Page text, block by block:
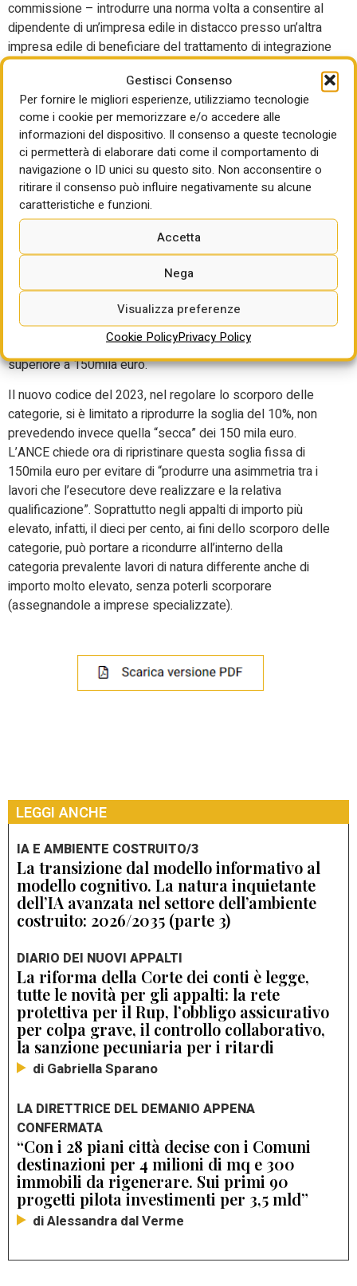
Gestisci Consenso
Per fornire le migliori esperienze, utilizziamo tecnologie
come i cookie per memorizzare e/o accedere alle
informazioni del dispositivo. Il consenso a queste tecnologie
ci permetterà di elaborare dati come il comportamento di
navigazione o ID unici su questo sito. Non acconsentire o
ritirare il consenso può influire negativamente su alcune
caratteristiche e funzioni.
Accetta
Nega
Visualizza preferenze
Cookie PolicyPrivacy Policy
commissione – introdurre una norma volta a consentire al
dipendente di un’impresa edile in distacco presso un’altra
impresa edile di beneficiare del trattamento di integrazione
salariale ordinaria (CIGO) eventualmente richiesto
dall’impresa distaccataria, al verificarsi di eventi
oggettivamente non evitabili (es. eventi meteo), per i propri
dipendenti adibiti all’unità produttiva presso la quale lavora
anche il dipendente in distacco”.
La seconda proposta riguarda, invece, un aspetto tecnico
ma fondamentale del codice appalti: la reintroduzione della
soglia di scorporo delle categoria SOA. Il vecchio codice
appalti del 2016 prevedeva la definizione della categoria
prevalente e delle categorie scorporabili (che vengono
eseguite da imprese specialistiche), identificando queste
ultime con le categorie di lavori non appartenenti alla
prevalente di importo superiore al 10% dell’importo
complessivo dell’opera, ma anche per i lavori ugualmente
non appartenenti alla categoria prevalente di importo
superiore a 150mila euro.
Il nuovo codice del 2023, nel regolare lo scorporo delle
categorie, si è limitato a riprodurre la soglia del 10%, non
prevedendo invece quella “secca” dei 150 mila euro.
L’ANCE chiede ora di ripristinare questa soglia fissa di
150mila euro per evitare di “produrre una asimmetria tra i
lavori che l’esecutore deve realizzare e la relativa
qualificazione”. Soprattutto negli appalti di importo più
elevato, infatti, il dieci per cento, ai fini dello scorporo delle
categorie, può portare a ricondurre all’interno della
categoria prevalente lavori di natura differente anche di
importo molto elevato, senza poterli scorporare
(assegnandole a imprese specializzate).
LEGGI ANCHE
IA E AMBIENTE COSTRUITO/3
La transizione dal modello informativo al
modello cognitivo. La natura inquietante
dell’IA avanzata nel settore dell’ambiente
costruito: 2026/2035 (parte 3)
DIARIO DEI NUOVI APPALTI
La riforma della Corte dei conti è legge,
tutte le novità per gli appalti: la rete
protettiva per il Rup, l’obbligo assicurativo
per colpa grave, il controllo collaborativo,
la sanzione pecuniaria per i ritardi
di Gabriella Sparano
LA DIRETTRICE DEL DEMANIO APPENA
CONFERMATA
“Con i 28 piani città decise con i Comuni
destinazioni per 4 milioni di mq e 300
immobili da rigenerare. Sui primi 90
progetti pilota investimenti per 3,5 mld”
di Alessandra dal Verme